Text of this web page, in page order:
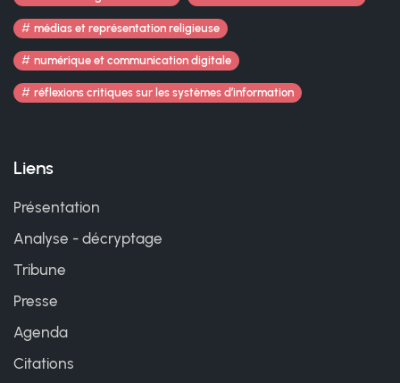
médias et représentation religieuse
numérique et communication digitale
réflexions critiques sur les systèmes d’information
Liens
Présentation
Analyse - décryptage
Tribune
Presse
Agenda
Citations